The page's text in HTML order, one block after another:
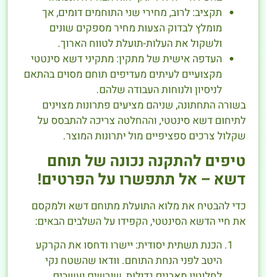
תקציב: לרוב, מחירי שני התוחמים דומים, אך
מומלץ לבדוק הצעות מחיר מספקים שונים
ולשקול את העלות-תועלת לטווח הארוך.
העדפה אישית של מתקין: מתקיני דשא סינטטי
מקצועיים לעיתים מעדיפים תוחם מסוים בהתאם
לניסיון ולנוחות העבודה שלהם.
בשורה התחתונה, שניהם מציעים פתרונות מצוינים
לתיחום דשא סינטטי, וההחלטה צריכה להתבסס על
שקלול צרכים ספציפיים מול יתרונות המוצר.
טיפים להתקנה נכונה של תוחם
דשא – אל תתפשרו על הפרטים!
כדי להבטיח את מלוא התועלת מתוחם דשא ולמקסם
את חיי הדשא הסינטטי, הקפידו על השלבים הבאים:
הכנת תשתית יסודית: יישרו ודחסו את הקרקע
היטב לפני הנחת התוחם. וודאו שהשטח נקי